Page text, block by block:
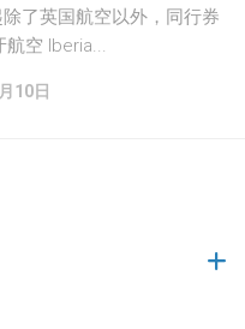
了英国航空以外，同行券
空 Iberia...
10日